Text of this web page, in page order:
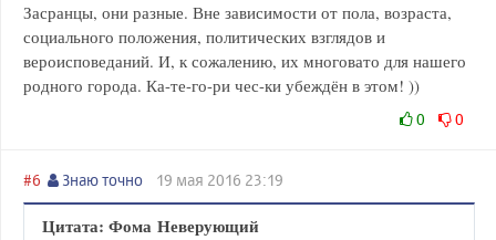
Засранцы, они разные. Вне зависимости от пола, возраста,
социального положения, политических взглядов и
вероисповеданий. И, к сожалению, их многовато для нашего
родного города. Ка-те-го-ри чес-ки убеждён в этом! ))
0 0
#6 Знаю точно 19 мая 2016 23:19
Цитата: Фома Неверующий